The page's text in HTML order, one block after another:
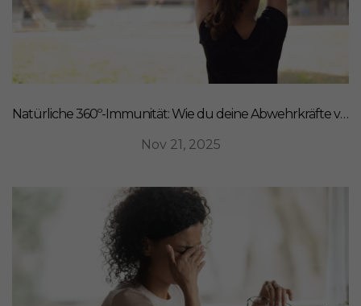
Natürliche 360º-Immunität: Wie du deine Abwehrkräfte von innen stärkst
Nov 21, 2025